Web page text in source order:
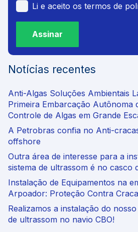
Li e aceito os termos de
Assinar
Notícias recentes
Anti-Algas Soluções Ambientais
Primeira Embarcação Autônoma
Controle de Algas em Grande
A Petrobras confia no Anti-
offshore
Outra área de interesse para a
sistema de ultrassom é no casco
Instalação de Equipamentos na
Arpoador: Proteção Contra
Realizamos a instalação do
de ultrassom no navio CBO!